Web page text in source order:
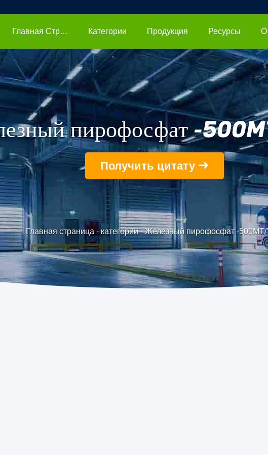
Главная Страница Категории Продукция Ресурсы О
пирофосфат -
Получить цитату
Главная страница- категории-Железный пирофосфат -500MT/